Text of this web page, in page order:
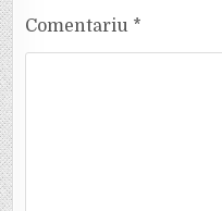
Comentariu *